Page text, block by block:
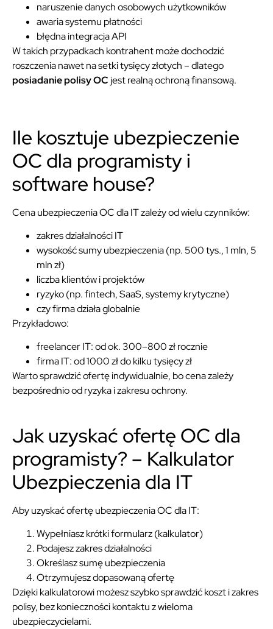
naruszenie danych osobowych użytkowników
awaria systemu płatności
błędna integracja API
W takich przypadkach kontrahent może dochodzić
roszczenia nawet na setki tysięcy złotych – dlatego
posiadanie polisy OCjest realną ochroną finansową.
Ile kosztuje ubezpieczenie
OC dla programisty i
software house?
Cena ubezpieczenia OC dla IT zależy od wielu czynników:
zakres działalności IT
wysokość sumy ubezpieczenia (np. 500 tys., 1 mln, 5
mln zł)
liczba klientów i projektów
ryzyko (np. fintech, SaaS, systemy krytyczne)
czy firma działa globalnie
Przykładowo:
freelancer IT: od ok. 300–800 zł rocznie
firma IT: od 1000 zł do kilku tysięcy zł
Warto sprawdzić ofertę indywidualnie, bo cena zależy
bezpośrednio od ryzyka i zakresu ochrony.
Jak uzyskać ofertę OC dla
programisty? – Kalkulator
Ubezpieczenia dla IT
Aby uzyskać ofertę ubezpieczenia OC dla IT:
Wypełniasz krótki formularz (kalkulator)
Podajesz zakres działalności
Określasz sumę ubezpieczenia
Otrzymujesz dopasowaną ofertę
Dzięki kalkulatorowi możesz szybko sprawdzić koszt i zakres
polisy, bez konieczności kontaktu z wieloma
ubezpieczycielami.